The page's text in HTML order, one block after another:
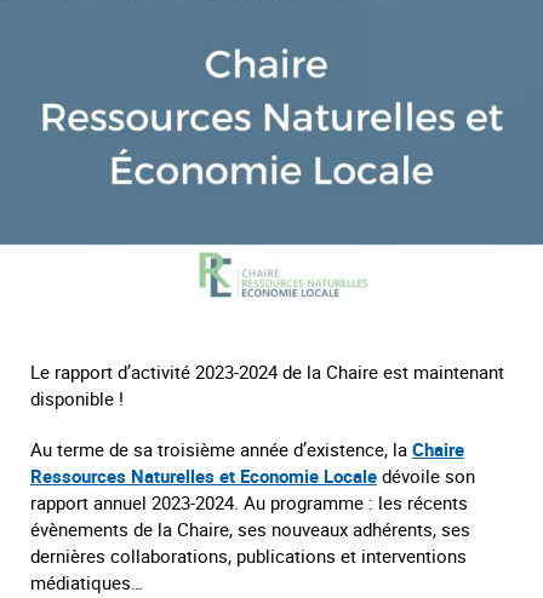
Le rapport d’activité 2023-2024 de la Chaire est maintenant
disponible !
Au terme de sa troisième année d’existence, la Chaire
Ressources Naturelles et Economie Locale dévoile son
rapport annuel 2023-2024. Au programme : les récents
évènements de la Chaire, ses nouveaux adhérents, ses
dernières collaborations, publications et interventions
médiatiques…